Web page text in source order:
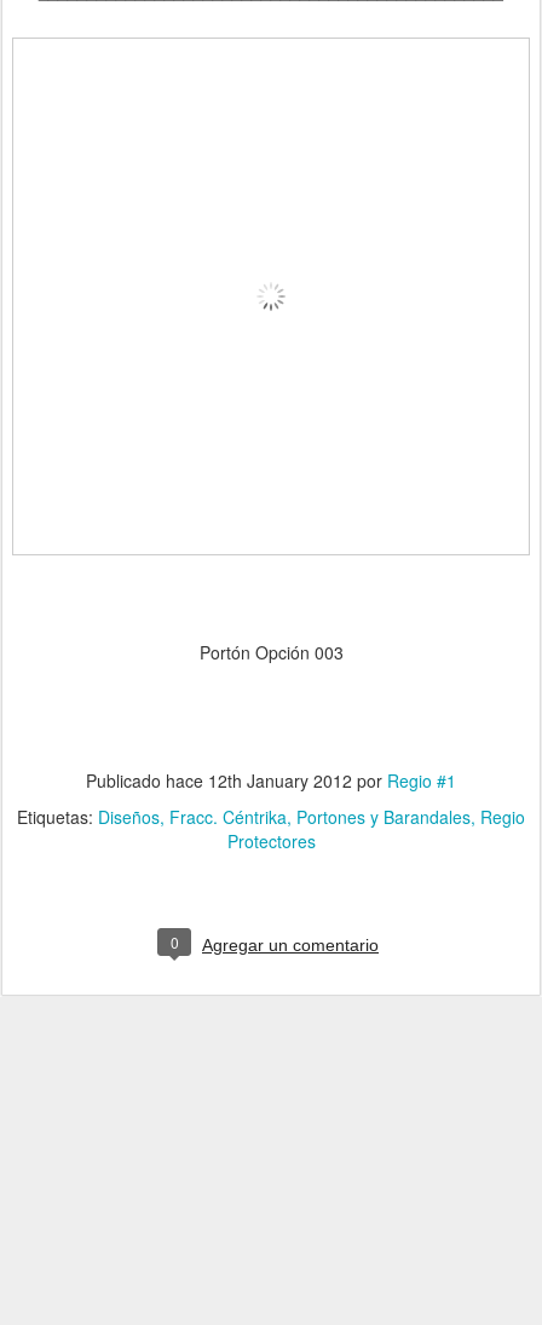
Portón Opción 003
Publicado hace 12th January 2012 por Regio #1
Etiquetas: Diseños Fracc. Céntrika Portones y Barandales Regio
Protectores
0 Agregar un comentario